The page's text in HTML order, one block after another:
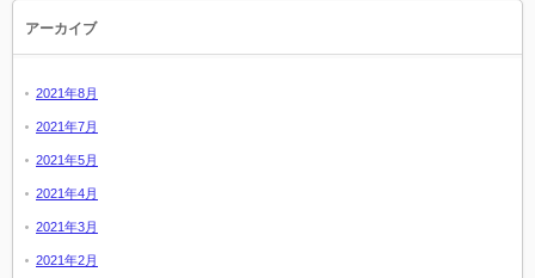
アーカイブ
2021年8月
2021年7月
2021年5月
2021年4月
2021年3月
2021年2月